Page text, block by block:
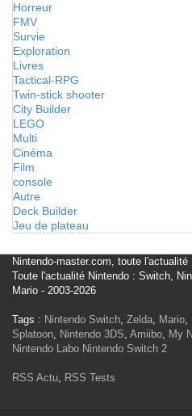
Horreur
FMV
Survie
Exploration
Livres
Tactical-RPG
Twin-stick shooter
City Builder
LEGO
Multi
Cinéma
Film
console
Autre
Deck Builder
Jeu de plateau
Nintendo-master.com, toute
Toute l'actualité Nintendo : Switch,
Mario - 2003-2026
Tags : Nintendo Switch, Zelda, Mario,
Splatoon, Nintendo 3DS, Amiibo, My
Nintendo Labo Nintendo Switch 2
RSS Actu, RSS Tests